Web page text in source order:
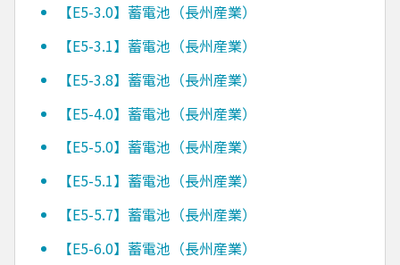
【E5-3.0】蓄電池（長州産業）
【E5-3.1】蓄電池（長州産業）
【E5-3.8】蓄電池（長州産業）
【E5-4.0】蓄電池（長州産業）
【E5-5.0】蓄電池（長州産業）
【E5-5.1】蓄電池（長州産業）
【E5-5.7】蓄電池（長州産業）
【E5-6.0】蓄電池（長州産業）